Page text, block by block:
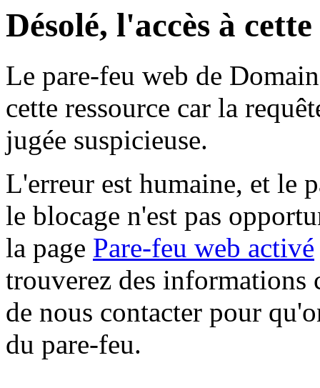
Désolé, l'accès à
Le pare-feu web de
cette ressource car la
jugée suspicieuse.
L'erreur est humaine, et le
le blocage n'est pas
la page Pare-feu web activé
trouverez des informations
de nous contacter pour
du pare-feu.